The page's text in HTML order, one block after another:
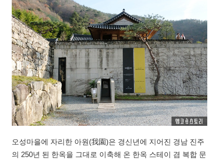
오성마을에 자리한 아원(我園)은 경신년에 지어진 경남 진주
의 250년 된 한옥을 그대로 이축해 온 한옥 스테이 겸 복합 문